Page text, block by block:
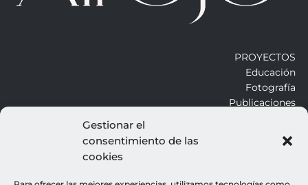
Gestionar el
consentimiento de las
cookies
PROYECTOS
Educación
Fotografía
Publicaciones
ALROJO